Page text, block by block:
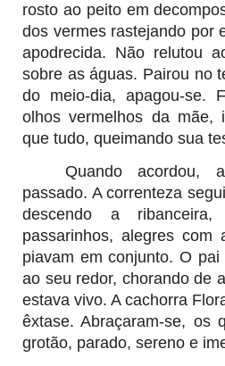
rosto ao peito em
dos vermes rastejando por
apodrecida. Não relutou
sobre as águas. Pairou no
do meio-dia, apagou-se.
olhos vermelhos da mãe,
que tudo, queimando sua
Quando acordou,
passado. A correnteza
descendo a
passarinhos, alegres com
piavam em conjunto. O
ao seu redor, chorando de
estava vivo. A cachorra
êxtase. Abraçaram-se, os
grotão, parado, sereno e